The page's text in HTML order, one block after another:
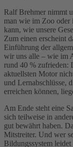
Ralf Brehmer nimmt
man wie im Zoo oder
kann, wie unsere
Zum einen erscheint
Einführung der
wir uns alle – wie im
rund 40 % zufrieden:
aktuellsten Motor
und Lernabschlüsse,
erreichen können,
Am Ende steht eine
sich teilweise in
gut bewährt haben.
Mitstreiter. Und wer
Bildungssystem